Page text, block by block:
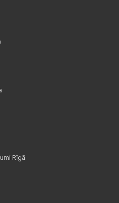
Rīgā